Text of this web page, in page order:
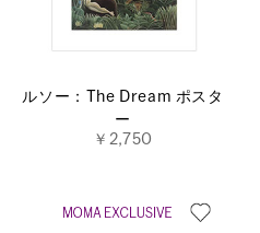
ルソー：The Dream ポスタ
ー
￥2,750